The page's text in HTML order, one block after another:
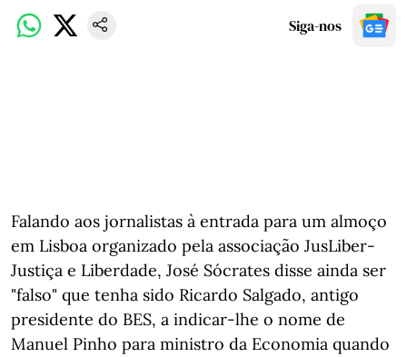
Siga-nos
Falando aos jornalistas à entrada para um almoço
em Lisboa organizado pela associação JusLiber-
Justiça e Liberdade, José Sócrates disse ainda ser
"falso" que tenha sido Ricardo Salgado, antigo
presidente do BES, a indicar-lhe o nome de
Manuel Pinho para ministro da Economia quando